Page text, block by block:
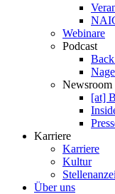
Webinare
Podcast
Newsroom
[at]
Karriere
Karriere
Kultur
Über uns